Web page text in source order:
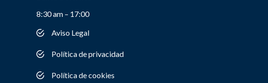
8:30 am – 17:00
Aviso Legal
Política de privacidad
Política de cookies